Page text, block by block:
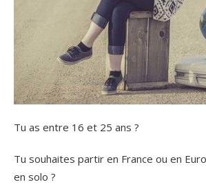
Tu as entre 16 et 25 ans ?
Tu souhaites partir en France ou en
en solo ?